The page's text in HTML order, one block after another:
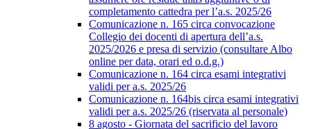
completamento cattedra per l’a.s. 2025/26
Comunicazione n. 165 circa convocazione
Collegio dei docenti di apertura dell’a.s.
2025/2026 e presa di servizio (consultare Albo
online per data, orari ed o.d.g.)
Comunicazione n. 164 circa esami integrativi
validi per a.s. 2025/26
Comunicazione n. 164bis circa esami integrativi
validi per a.s. 2025/26 (riservata al personale)
8 agosto - Giornata del sacrificio del lavoro